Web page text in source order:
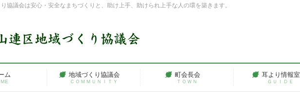
協議会は安心・安全なまちづくりと、助け上手、助けられ上手な人の環を築きます。
ム 地域づくり協議会
ＣＯＭＭＵＮＩＴＹ
町会長会
ＴＯＷＮ
耳より情報室
ＧＵＩＤＥ